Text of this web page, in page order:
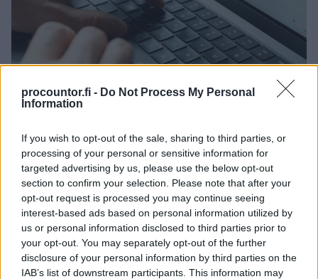
procountor.fi - Do Not Process My Personal
Information
If you wish to opt-out of the sale, sharing to third parties, or
processing of your personal or sensitive information for
targeted advertising by us, please use the below opt-out
section to confirm your selection. Please note that after your
opt-out request is processed you may continue seeing
interest-based ads based on personal information utilized by
us or personal information disclosed to third parties prior to
your opt-out. You may separately opt-out of the further
disclosure of your personal information by third parties on the
IAB’s list of downstream participants. This information may
01.06.2026
Lomautusilmoitus
työntekijälle – miten
lomautuksesta ilmoittaminen
tapahtuu? Lataa malli Finago